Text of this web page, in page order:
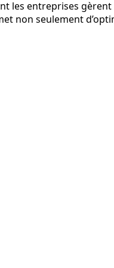
les entreprises
non seulement